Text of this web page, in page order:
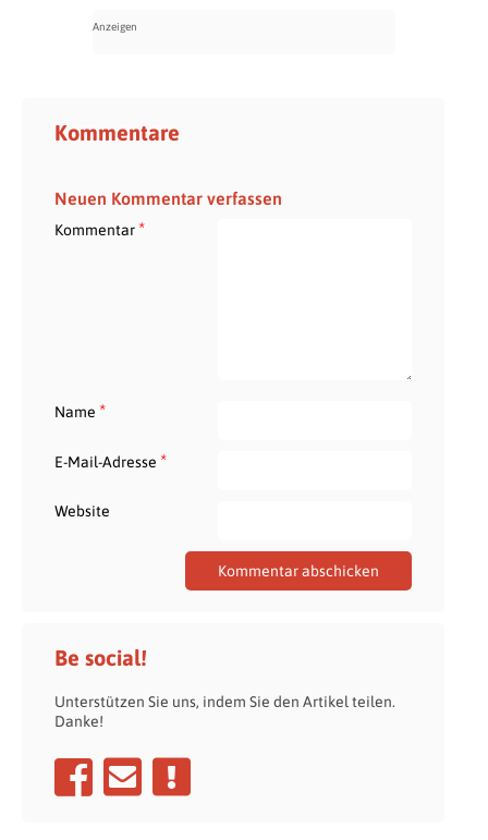
Kommentare
Neuen Kommentar verfassen
Kommentar*
Name *
E-Mail-Adresse *
Website
Be social!
Unterstützen Sie uns, indem Sie den Artikel teilen.
Danke!